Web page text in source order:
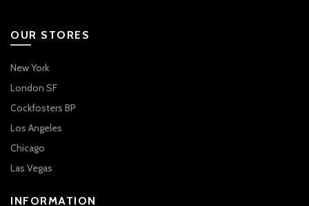
OUR STORES
New York
London SF
Cockfosters BP
Los Angeles
Chicago
Las Vegas
INFORMATION